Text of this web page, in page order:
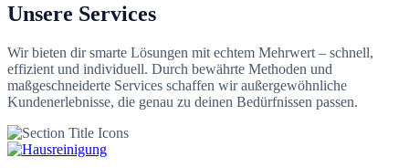
Unsere Services
Wir bieten dir smarte Lösungen mit echtem Mehrwert – schnell,
effizient und individuell. Durch bewährte Methoden und
maßgeschneiderte Services schaffen wir außergewöhnliche
Kundenerlebnisse, die genau zu deinen Bedürfnissen passen.